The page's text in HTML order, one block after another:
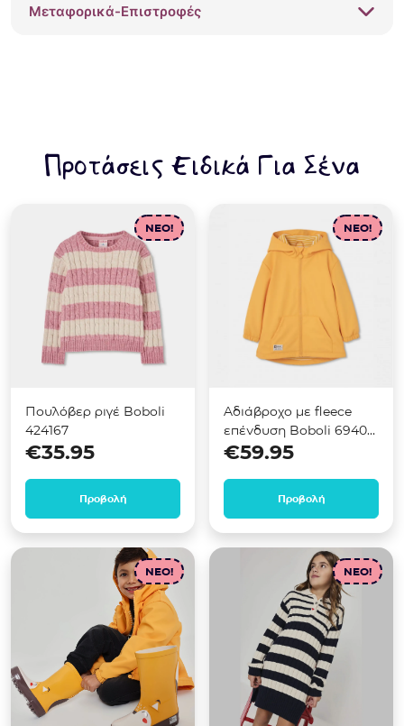
Μεταφορικά-Επιστροφές
Προτάσεις Ειδικά Για Σένα
NEO!
Πουλόβερ ριγέ Boboli
424167
€35.95
Προβολή
NEO!
Αδιάβροχο με fleece
επένδυση Boboli 694021
Κίτρινο
€59.95
Προβολή
NEO! NEO!